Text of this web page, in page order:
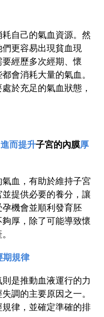
自己的氣血資源。然
更容易出現貧血現
經歷多次經期、懷
會消耗大量的氣血。
於充足的氣血狀態，
而提升子宮的內膜厚
血，有助於維持子宮
提供必要的養分，讓
機會並順利發育胚
厚，除了可能導致懷
期規律
是推動血液運行的力
調的主要原因之一。
律，並確定準確的排